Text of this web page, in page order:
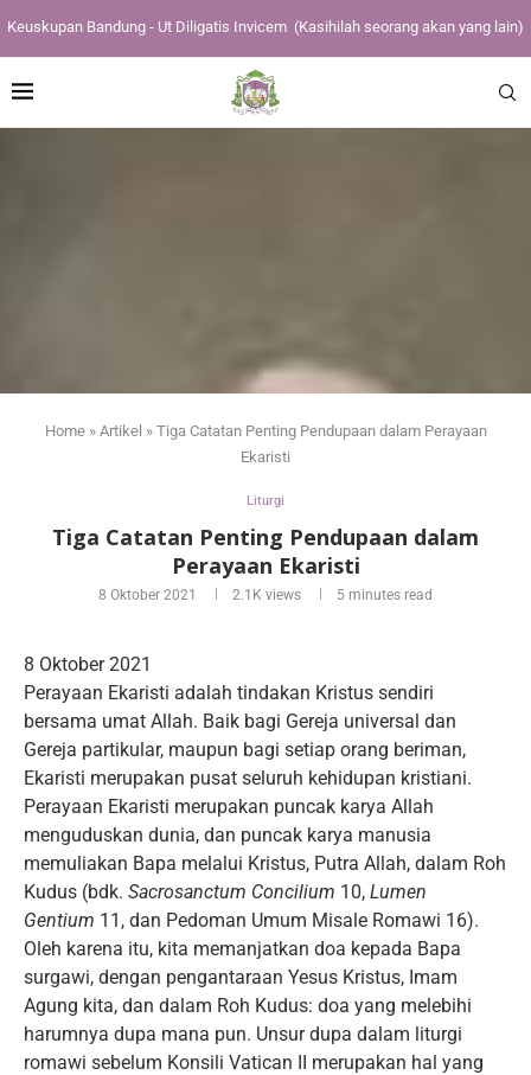
Keuskupan Bandung - Ut Diligatis Invicem (Kasihilah seorang akan yang lain)
Home» Artikel » Tiga Catatan Penting Pendupaan dalam Perayaan
Ekaristi
Liturgi
Tiga Catatan Penting Pendupaan dalam
Perayaan Ekaristi
8 Oktober 2021 2.1K views 5 minutes read
8 Oktober 2021
Perayaan Ekaristi adalah tindakan Kristus sendiri
bersama umat Allah. Baik bagi Gereja universal dan
Gereja partikular, maupun bagi setiap orang beriman,
Ekaristi merupakan pusat seluruh kehidupan kristiani.
Perayaan Ekaristi merupakan puncak karya Allah
menguduskan dunia, dan puncak karya manusia
memuliakan Bapa melalui Kristus, Putra Allah, dalam Roh
Kudus (bdk. Sacrosanctum Concilium 10, Lumen
Gentium 11, dan Pedoman Umum Misale Romawi 16).
Oleh karena itu, kita memanjatkan doa kepada Bapa
surgawi, dengan pengantaraan Yesus Kristus, Imam
Agung kita, dan dalam Roh Kudus: doa yang melebihi
harumnya dupa mana pun. Unsur dupa dalam liturgi
romawi sebelum Konsili Vatican II merupakan hal yang